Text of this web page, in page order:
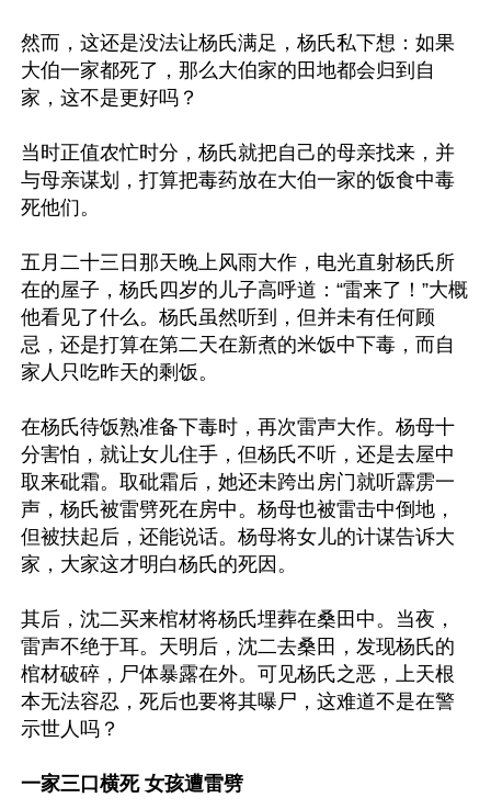
然而，这还是没法让杨氏满足，杨氏私下想：如果
大伯一家都死了，那么大伯家的田地都会归到自
家，这不是更好吗？
当时正值农忙时分，杨氏就把自己的母亲找来，并
与母亲谋划，打算把毒药放在大伯一家的饭食中毒
死他们。
五月二十三日那天晚上风雨大作，电光直射杨氏所
在的屋子，杨氏四岁的儿子高呼道：“雷来了！”大概
他看见了什么。杨氏虽然听到，但并未有任何顾
忌，还是打算在第二天在新煮的米饭中下毒，而自
家人只吃昨天的剩饭。
在杨氏待饭熟准备下毒时，再次雷声大作。杨母十
分害怕，就让女儿住手，但杨氏不听，还是去屋中
取来砒霜。取砒霜后，她还未跨出房门就听霹雳一
声，杨氏被雷劈死在房中。杨母也被雷击中倒地，
但被扶起后，还能说话。杨母将女儿的计谋告诉大
家，大家这才明白杨氏的死因。
其后，沈二买来棺材将杨氏埋葬在桑田中。当夜，
雷声不绝于耳。天明后，沈二去桑田，发现杨氏的
棺材破碎，尸体暴露在外。可见杨氏之恶，上天根
本无法容忍，死后也要将其曝尸，这难道不是在警
示世人吗？
一家三口横死 女孩遭雷劈